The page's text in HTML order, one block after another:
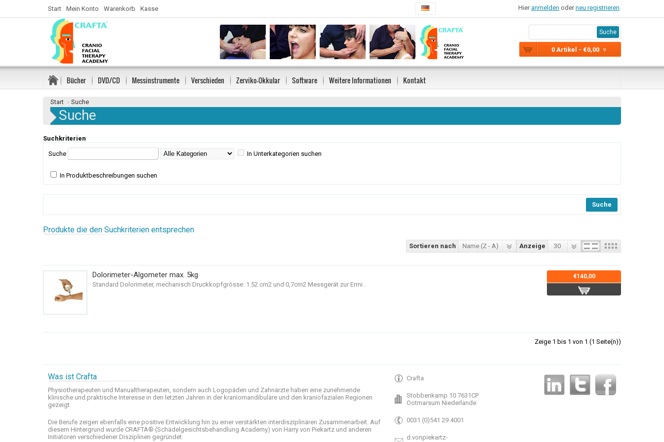
0 Artikel - €0,00
Suche
Start Mein Konto Warenkorb Kasse Hier anmelden oderneu registrieren.
Bücher DVD/CD Messinstrumente Verschieden Zerviko-Okkular Software Weitere Informationen Kontakt
Start » Suche
Suche
Suchkriterien
Suche In Unterkategorien suchen
In Produktbeschreibungen suchen
Produkte die den Suchkriterien entsprechen
Anzeige 30
Sortieren nach Name (Z - A)
Dolorimeter-Algometer max. 5kg
Standard Dolorimeter, mechanisch Druckkopfgrösse: 1.52 cm2 und 0,7cm2 Messgerät zur Ermi..
€140,00
Zeige 1 bis 1 von 1 (1 Seite(n))
Was ist Crafta
Physiotherapeuten und Manualtherapeuten, sondern auch Logopäden und Zahnärzte haben eine zunehmende
klinische und praktische Interesse in den letzten Jahren in der kraniomandibuläre und den kraniofazialen Regionen
gezeigt.
Die Berufe zeigen ebenfalls eine positive Entwicklung hin zu einer verstärkten interdisziplinären Zusammenarbeit. Auf
diesem Hintergrund wurde CRAFTA® (Schädelgesichtsbehandlung Academy) von Harry von Piekartz und anderen
Initiatoren verschiedener Disziplinen gegründet.
Crafta
Stobbenkamp 10 7631CP
Ootmarsum Niederlande
0031 (0)541 29 4001
d.vonpiekartz-